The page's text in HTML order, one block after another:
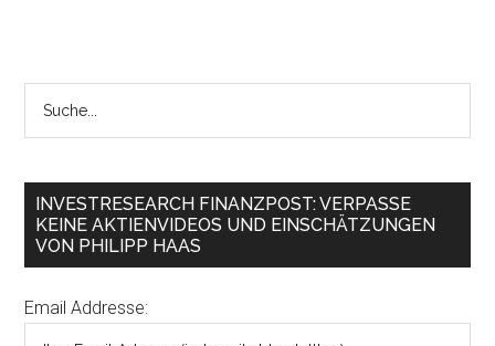
INVESTRESEARCH FINANZPOST: VERPASSE
KEINE AKTIENVIDEOS UND EINSCHÄTZUNGEN
VON PHILIPP HAAS
Email Addresse: